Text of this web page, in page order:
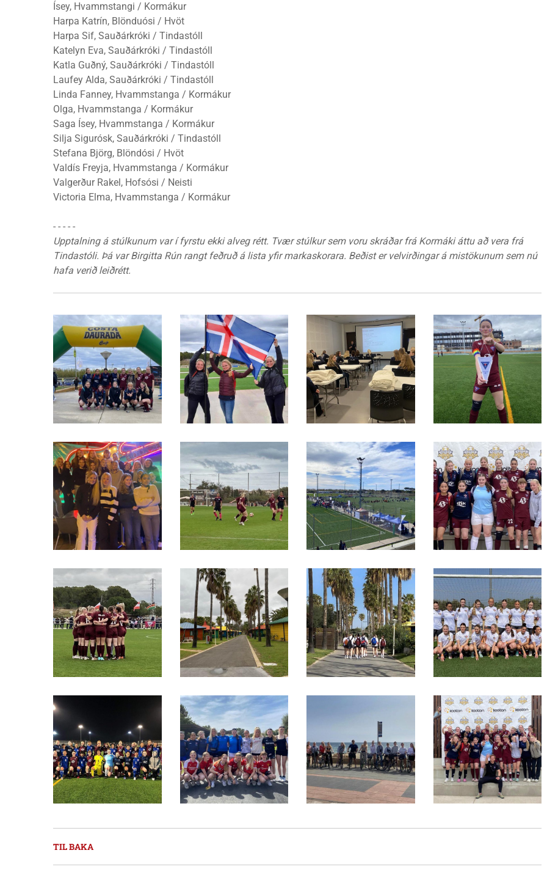
Ísey, Hvammstangi / Kormákur
Harpa Katrín, Blönduósi / Hvöt
Harpa Sif, Sauðárkróki / Tindastóll
Katelyn Eva, Sauðárkróki / Tindastóll
Katla Guðný, Sauðárkróki / Tindastóll
Laufey Alda, Sauðárkróki / Tindastóll
Linda Fanney, Hvammstanga / Kormákur
Olga, Hvammstanga / Kormákur
Saga Ísey, Hvammstanga / Kormákur
Silja Sigurósk, Sauðárkróki / Tindastóll
Stefana Björg, Blöndósi / Hvöt
Valdís Freyja, Hvammstanga / Kormákur
Valgerður Rakel, Hofsósi / Neisti
Victoria Elma, Hvammstanga / Kormákur
- - - - -
Upptalning á stúlkunum var í fyrstu ekki alveg rétt. Tvær stúlkur sem voru skráðar frá Kormáki áttu að vera frá
Tindastóli. Þá var Birgitta Rún rangt feðruð á lista yfir markaskorara. Beðist er velvirðingar á mistökunum sem nú
hafa verið leiðrétt.
TIL BAKA